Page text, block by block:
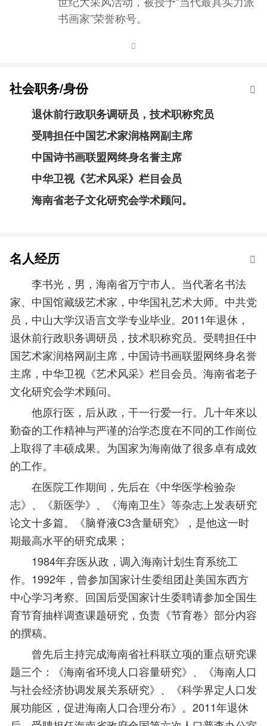
书画家”荣誉称号。
社会职务/身份
退休前行政职务调研员，技术职称究员
受聘担任中国艺术家润格网副主席
中国诗书画联盟网终身名誉主席
中华卫视《艺术风采》栏目会员
海南省老子文化研究会学术顾问。
名人经历
李书光，男，海南省万宁市人。当代著名书法
家、中国馆藏级艺术家，中华国礼艺术大师。中共党
员，中山大学汉语言文学专业毕业。2011年退休，
退休前行政职务调研员，技术职称究员。受聘担任中
国艺术家润格网副主席，中国诗书画联盟网终身名誉
主席，中华卫视《艺术风采》栏目会员。海南省老子
文化研究会学术顾问。
他原行医，后从政，干一行爱一行。几十年來以
勤奋的工作精神与严谨的治学态度在不同的工作崗位
上取得了丰硕成果。为国家为海南做了很多卓有成效
的工作。
在医院工作期间，先后在《中华医学检验杂
志》、《新医学》、《海南卫生》等杂志上发表研究
论文十多篇。《脑脊液C3含量研究》，是他这一时
期最高水平的研究成果；
1984年弃医从政，调入海南计划生育系统工
作。1992年，曾参加国家计生委组团赴美国东西方
中心学习考察。回国后受国家计生委聘请参加全国生
育节育抽样调查课题研究，负责《节育卷》部分内容
的撰稿。
曾先后主持完成海南省社科联立项的重点研究课
题三个：《海南省环境人口容量研究》、《海南人口
与社会经济协调发展关系研究》、《科学界定人口发
展功能区，促进海南人口合理分布》。2011年退休